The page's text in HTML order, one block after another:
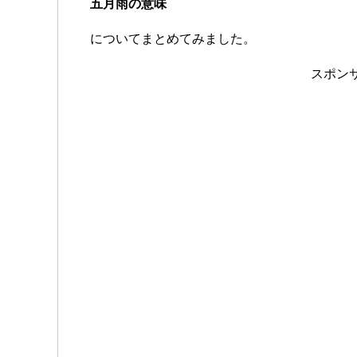
五月雨の意味
についてまとめてみました。
スポン